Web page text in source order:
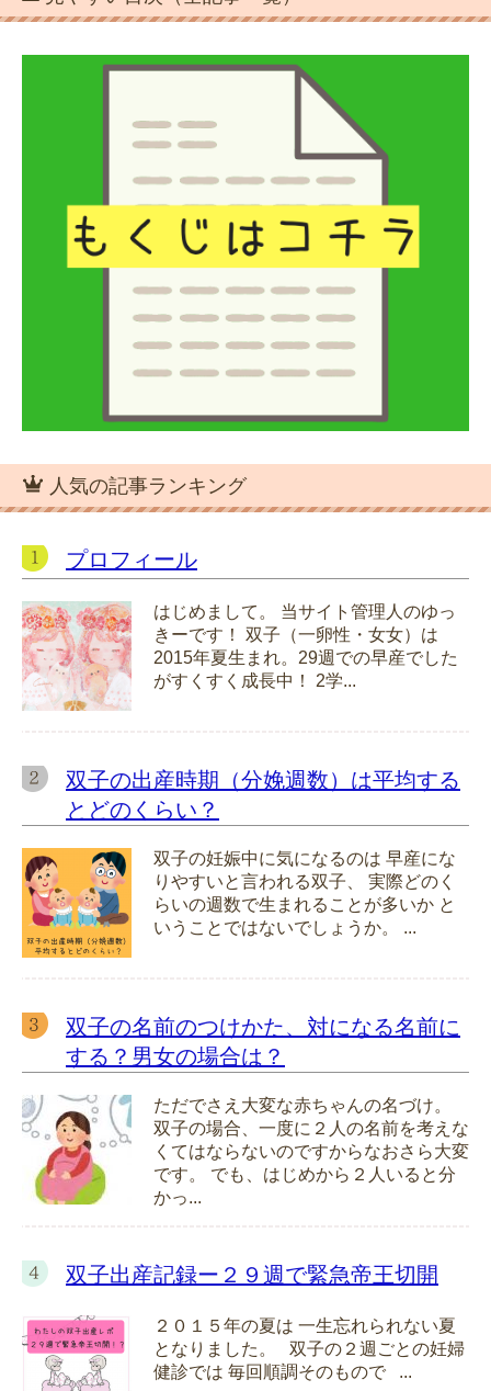
人気の記事ランキング
プロフィール
はじめまして。 当サイト管理人のゆっ
きーです！ 双子（一卵性・女女）は
2015年夏生まれ。29週での早産でした
がすくすく成長中！ 2学...
双子の出産時期（分娩週数）は平均する
とどのくらい？
双子の妊娠中に気になるのは 早産にな
りやすいと言われる双子、 実際どのく
らいの週数で生まれることが多いか と
いうことではないでしょうか。 ...
双子の名前のつけかた、対になる名前に
する？男女の場合は？
ただでさえ大変な赤ちゃんの名づけ。
双子の場合、一度に２人の名前を考えな
くてはならないのですからなおさら大変
です。 でも、はじめから２人いると分
かっ...
双子出産記録ー２９週で緊急帝王切開
２０１５年の夏は 一生忘れられない夏
となりました。 双子の２週ごとの妊婦
健診では 毎回順調そのもので ...